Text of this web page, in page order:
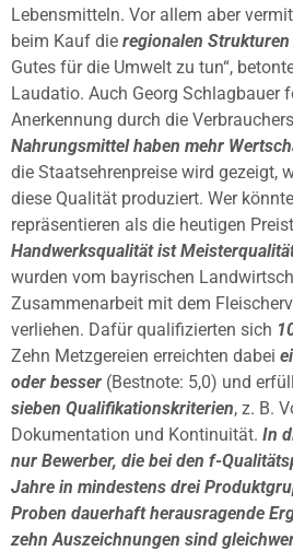
Lebensmitteln. Vor allem aber
beim Kauf die regionalen
Gutes für die Umwelt zu tun“,
Laudatio. Auch Georg Schlagbauer
Anerkennung durch die
Nahrungsmittel haben mehr
die Staatsehrenpreise wird gezeigt,
diese Qualität produziert. Wer
repräsentieren als die heutigen
Handwerksqualität ist
wurden vom bayrischen
Zusammenarbeit mit dem
verliehen. Dafür qualifizierten sich
Zehn Metzgereien erreichten dabei
oder besser (Bestnote: 5,0) und
sieben Qualifikationskriterien, z. B.
Dokumentation und Kontinuität. In
nur Bewerber, die bei den f-
Jahre in mindestens drei
Proben dauerhaft herausragende
zehn Auszeichnungen sind